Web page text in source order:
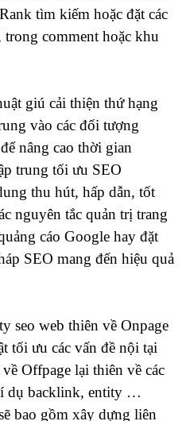
tìm kiếm hoặc đặt các
comment hoặc khu
giú cải thiện thứ hạng
vào các đối tượng
nâng cao thời gian
trung tối ưu SEO
thu hút, hấp dẫn, tốt
nguyên tắc quản trị trang
cáo Google hay đặt
SEO mang đến hiệu quả
seo web thiên về Onpage
tối ưu các vấn đề nội tại
Offpage lại thiên về các
dụ backlink, entity …
bao gồm xây dựng liên